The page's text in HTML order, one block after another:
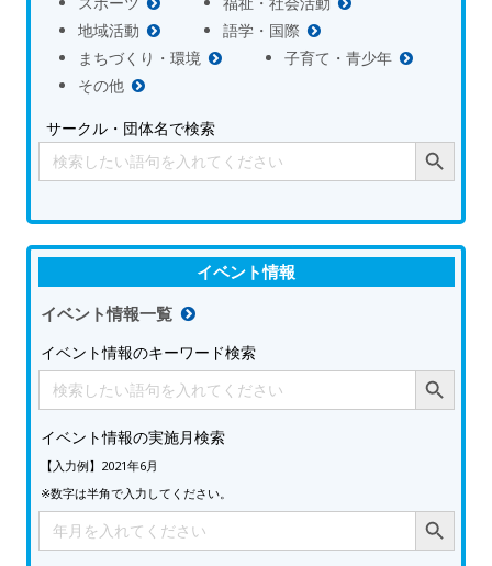
地域活動
語学・国際
まちづくり・環境
子育て・青少年
その他
サークル・団体名で検索
Search
for:
Search Button
イベント情報
イベント情報一覧
イベント情報のキーワード検索
Search
for:
Search Button
イベント情報の実施月検索
【入力例】2021年6月
※数字は半角で入力してください。
Search
for:
Search Button